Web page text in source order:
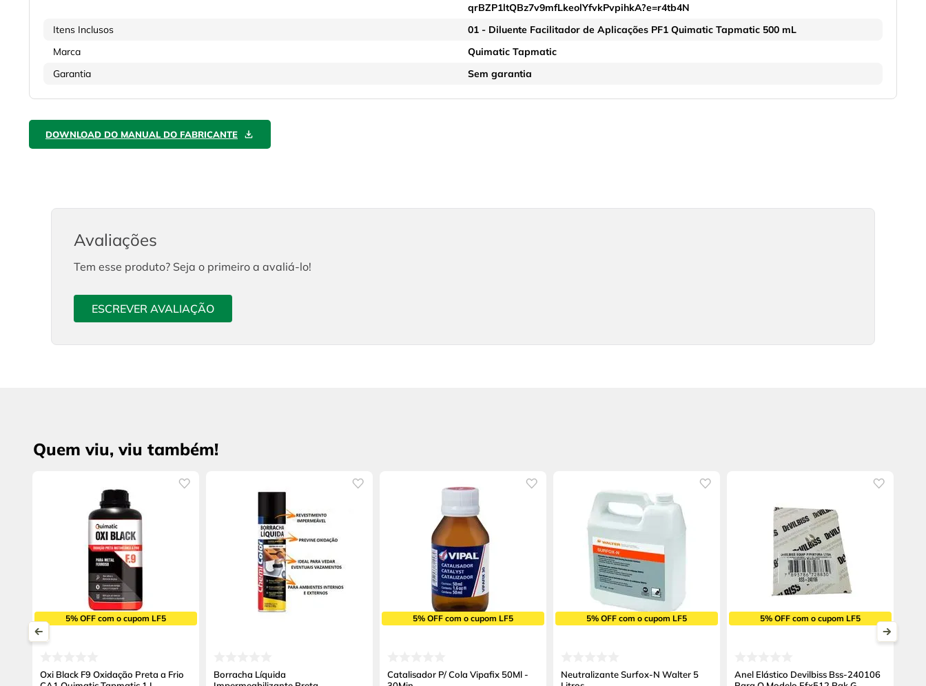
qrBZP1ltQBz7v9mfLkeolYfvkPvpihkA?e=r4tb4N
Itens Inclusos
01 - Diluente Facilitador de Aplicações PF1 Quimatic Tapmatic 500 mL
Marca
Quimatic Tapmatic
Garantia
Sem garantia
DOWNLOAD DO MANUAL DO FABRICANTE
Avaliações
Tem esse produto? Seja o primeiro a avaliá-lo!
ESCREVER AVALIAÇÃO
Quem viu, viu também!
5% OFF com o cupom LF5
Oxi Black F9 Oxidação Preta a Frio
Borracha Líquida
5% OFF com o cupom LF5
Catalisador P/ Cola Vipafix 50Ml -
5% OFF com o cupom LF5
Neutralizante Surfox-N Walter 5
5% OFF com o cupom LF5
Anel Elástico Devilbiss Bss-240106